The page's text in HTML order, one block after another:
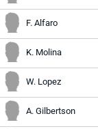
F. Alfaro
K. Molina
W. Lopez
A. Gilbertson